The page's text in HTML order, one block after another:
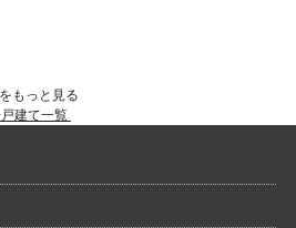
もっと見る
建て一覧